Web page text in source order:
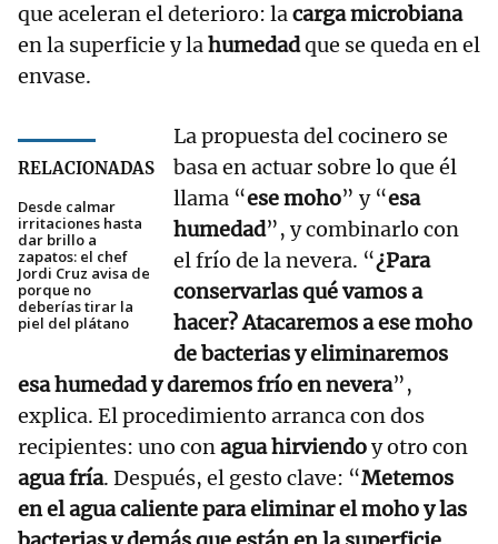
que aceleran el deterioro: lacarga microbiana
en la superficie y lahumedadque se queda en el
envase.
RELACIONADAS
Desde calmar
irritaciones hasta
dar brillo a
zapatos: el chef
Jordi Cruz avisa de
porque no
deberías tirar la
piel del plátano
La propuesta del cocinero se
basa en actuar sobre lo que él
llama “ese moho” y “esa
humedad”, y combinarlo con
el frío de la nevera. “¿Para
conservarlas qué vamos a
hacer? Atacaremos a ese moho
de bacterias y eliminaremos
esa humedad y daremos frío en nevera”,
explica. El procedimiento arranca con dos
recipientes: uno conagua hirviendoy otro con
agua fría. Después, el gesto clave: “Metemos
en el agua caliente para eliminar el moho y las